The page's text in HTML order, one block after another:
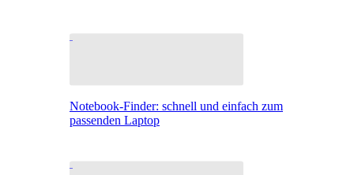
Notebook-Finder: schnell und einfach zum
passenden Laptop